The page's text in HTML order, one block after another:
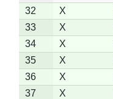
32
X
33
X
34
X
35
X
36
X
37
X